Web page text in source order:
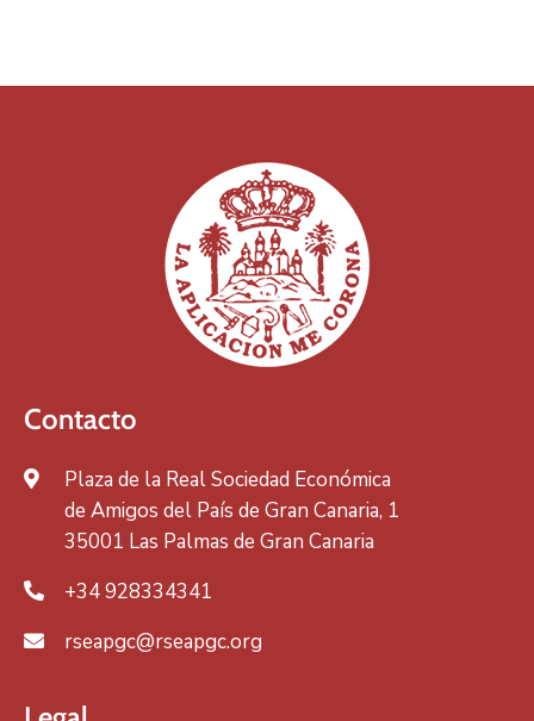
Contacto
Plaza de la Real Sociedad Económica
de Amigos del País de Gran Canaria, 1
35001 Las Palmas de Gran Canaria
+34 928334341
rseapgc@rseapgc.org